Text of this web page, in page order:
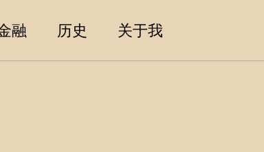
融 历史 关于我